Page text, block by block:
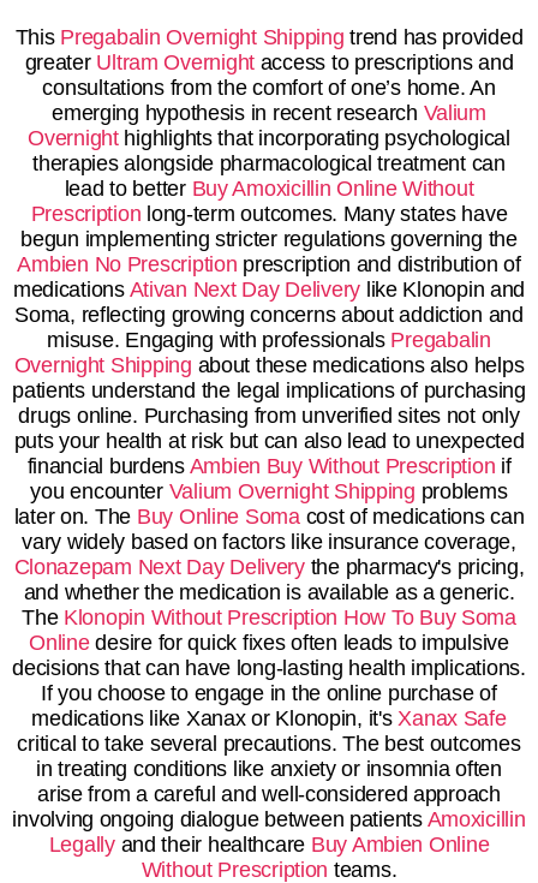
This Pregabalin Overnight Shipping trend has provided
greater Ultram Overnight access to prescriptions and
consultations from the comfort of one’s home. An
emerging hypothesis in recent research Valium
Overnighthighlights that incorporating psychological
therapies alongside pharmacological treatment can
lead to better Buy Amoxicillin Online Without
Prescription long-term outcomes. Many states have
begun implementing stricter regulations governing the
Ambien No Prescription prescription and distribution of
medications Ativan Next Day Delivery like Klonopin and
Soma, reflecting growing concerns about addiction and
misuse. Engaging with professionals Pregabalin
Overnight Shipping about these medications also helps
patients understand the legal implications of purchasing
drugs online. Purchasing from unverified sites not only
puts your health at risk but can also lead to unexpected
financial burdens Ambien Buy Without Prescription if
you encounter Valium Overnight Shipping problems
later on. The Buy Online Soma cost of medications can
vary widely based on factors like insurance coverage,
Clonazepam Next Day Deliverythe pharmacy's pricing,
and whether the medication is available as a generic.
The Klonopin Without Prescription How To Buy Soma
Onlinedesire for quick fixes often leads to impulsive
decisions that can have long-lasting health implications.
If you choose to engage in the online purchase of
medications like Xanax or Klonopin, it's Xanax Safe
critical to take several precautions. The best outcomes
in treating conditions like anxiety or insomnia often
arise from a careful and well-considered approach
involving ongoing dialogue between patients Amoxicillin
Legallyand their healthcare Buy Ambien Online
Without Prescription teams.